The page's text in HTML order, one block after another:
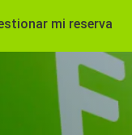
mi reserva